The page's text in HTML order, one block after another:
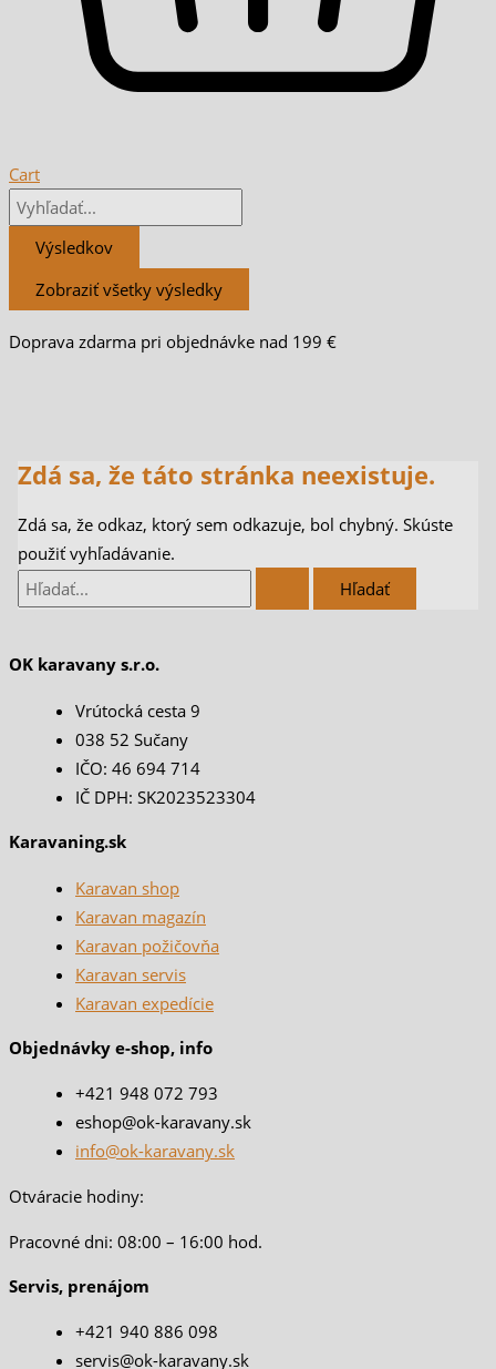
Cart
Výsledkov
Zobraziť všetky výsledky
Doprava zdarma pri objednávke nad 199 €
Zdá sa, že táto stránka neexistuje.
Zdá sa, že odkaz, ktorý sem odkazuje, bol chybný. Skúste
použiť vyhľadávanie.
OK karavany s.r.o.
Vrútocká cesta 9
038 52 Sučany
IČO: 46 694 714
IČ DPH: SK2023523304
Karavaning.sk
Karavan shop
Karavan magazín
Karavan požičovňa
Karavan servis
Karavan expedície
Objednávky e-shop, info
+421 948 072 793
eshop@ok-karavany.sk
info@ok-karavany.sk
Otváracie hodiny:
Pracovné dni: 08:00 – 16:00 hod.
Servis, prenájom
+421 940 886 098
servis@ok-karavany.sk